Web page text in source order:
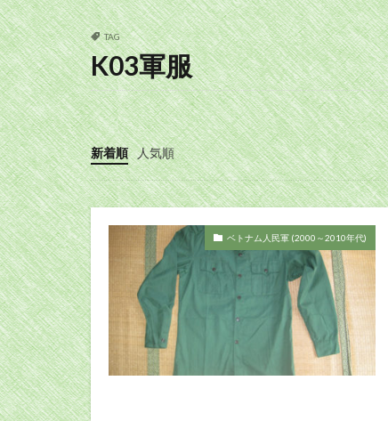
TAG
K03軍服
新着順 人気順
ベトナム人民軍 (2000～2010年代)